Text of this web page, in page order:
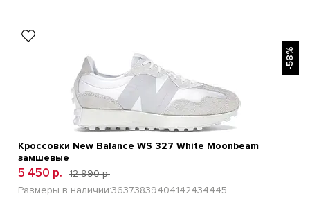
-58%
Кроссовки New Balance WS 327 White Moonbeam
замшевые
5 450 р.
12 990 р.
Размеры в наличии:36373839404142434445